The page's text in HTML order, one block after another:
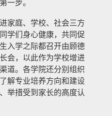
一步。
家庭、学校、社会三方
学们身心健康，共同促
入学之际都召开由顾德
会，以此作为学校增进
道。各学院还分别组织
解专业培养方向和建设
举措受到家长的高度认